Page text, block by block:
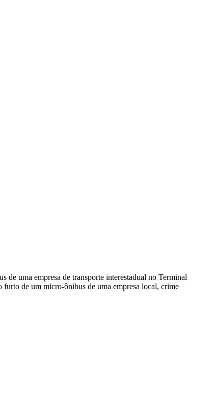
uma empresa de transporte interestadual no Terminal
de um micro-ônibus de uma empresa local, crime